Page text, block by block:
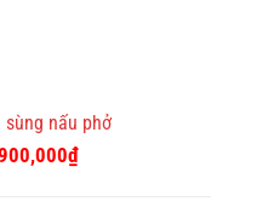
quà
sùng nấu phở
₫